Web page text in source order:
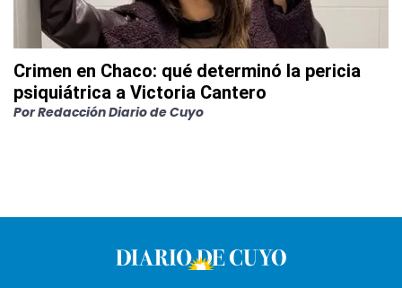
Crimen en Chaco: qué determinó la pericia
psiquiátrica a Victoria Cantero
PorRedacción Diario de Cuyo